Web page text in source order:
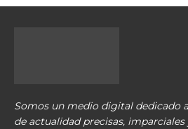
Somos un medio digital dedicado
de actualidad precisas, imparciales